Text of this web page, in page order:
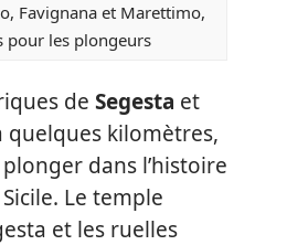
Favignana et Marettimo,
pour les plongeurs
de Segesta et
quelques kilomètres,
dans l’histoire
Le temple
et les ruelles